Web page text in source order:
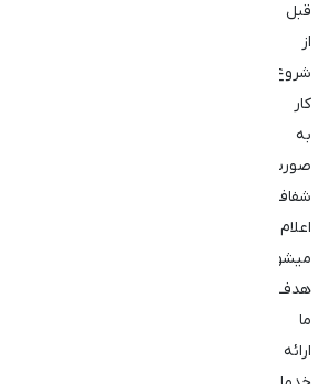
قبل
از
شروع
کار
به
صورت
شفاف
اعلام
میشود.
هدف
ما
ارائه